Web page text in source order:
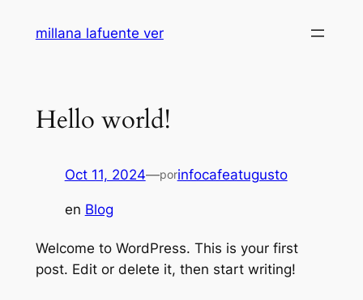
millana lafuente ver
Hello world!
Oct 11, 2024—porinfocafeatugusto
en Blog
Welcome to WordPress. This is your first
post. Edit or delete it, then start writing!